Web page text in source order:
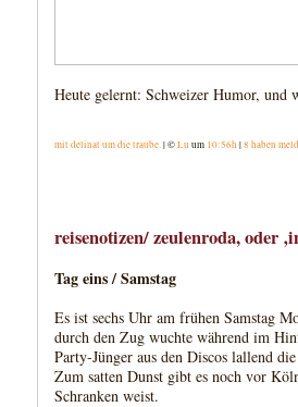
Heute gelernt: Schweizer Humor, und
mit delinat um die traube.| ©Lu um 10:56h |8 haben
reisenotizen/ zeulenroda, oder
Tag eins / Samstag
Es ist sechs Uhr am frühen Samstag
durch den Zug wuchte während im
Party-Jünger aus den Discos lallend
Zum satten Dunst gibt es noch vor
Schranken weist.